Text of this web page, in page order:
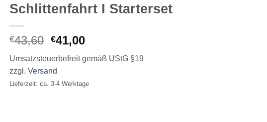
Schlittenfahrt I Starterset
€43,60 Ursprünglicher
war:
€43,60
€41,00Aktueller
ist:
Umsatzsteuerbefreit gemäß UStG §19
zzgl.Versand
Lieferzeit: ca. 3-4 Werktage